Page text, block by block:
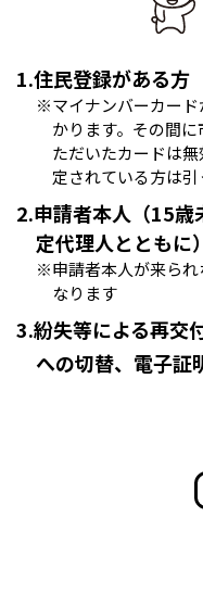
1.住民登録がある方
※マイナンバーカード
かります。その間
ただいたカードは
定されている方は引
2.申請者本人（15歳
定代理人とともに
※申請者本人が来られ
なります
3.紛失等による再交
への切替、電子証